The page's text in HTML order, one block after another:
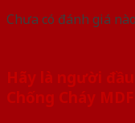
Chưa có đánh giá
Hãy là người
Chống Cháy